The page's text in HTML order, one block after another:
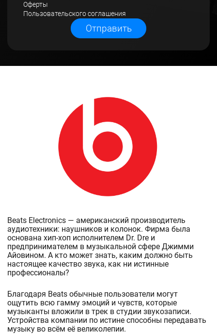
Оферты
Пользовательского соглашения
Отправить
Beats Electronics — американский производитель
аудиотехники: наушников и колонок. Фирма была
основана хип-хоп исполнителем Dr. Dre и
предпринимателем в музыкальной сфере Джимми
Айовином. А кто может знать, каким должно быть
настоящее качество звука, как ни истинные
профессионалы?
Благодаря Beats обычные пользователи могут
ощутить всю гамму эмоций и чувств, которые
музыканты вложили в трек в студии звукозаписи.
Устройства компании по истине способны передавать
музыку во всём её великолепии.